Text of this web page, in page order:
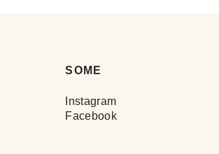
SOME
Instagram
Facebook